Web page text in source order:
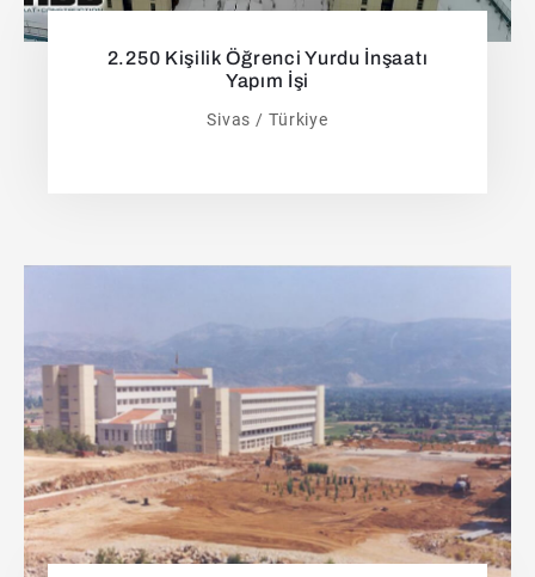
2.250 Kişilik Öğrenci Yurdu İnşaatı
Yapım İşi
Sivas / Türkiye